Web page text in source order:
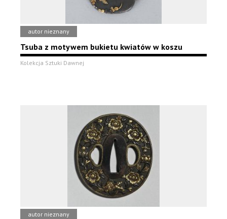
autor nieznany
Tsuba z motywem bukietu kwiatów w koszu
Kolekcja Sztuki Dawnej
autor nieznany